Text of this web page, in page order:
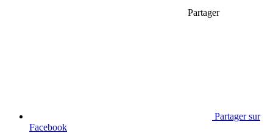
Partager
Partager sur
Facebook